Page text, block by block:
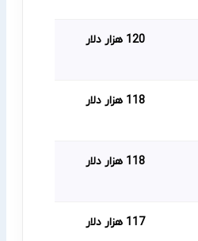
120 هزار دلار
118 هزار دلار
118 هزار دلار
117 هزار دلار